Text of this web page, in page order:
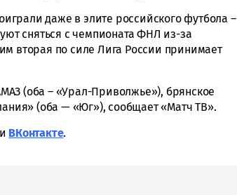
даже в элите российского футбола –
сняться с чемпионата ФНЛ из-за
вторая по силе Лига России принимает
(оба – «Урал-Приволжье»), брянское
(оба — «Юг»), сообщает «Матч ТВ».
ВКонтакте.